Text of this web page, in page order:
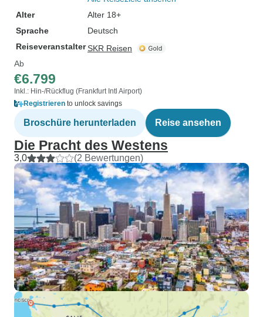
Alter
Alter 18+
Sprache
Deutsch
ReiseveranstalterSKR Reisen
Ab
€6.799
Inkl.: Hin-/Rückflug (Frankfurt Intl Airport)
Registrieren to unlock savings
Broschüre herunterladen Reise ansehen
Die Pracht des Westens
3,0 (2 Bewertungen)